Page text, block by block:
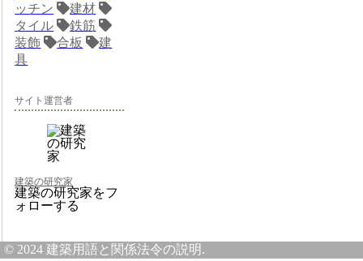
ッチン
建材
タイル
鉄筋
装飾
合板
建
具
サイト運営者
建築の研究家
建築の研究家をフ
ォローする
© 2024 建築用語と関係法令の説明.